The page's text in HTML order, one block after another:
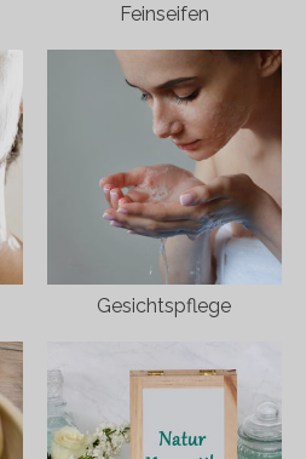
Feinseifen
Gesichtspflege